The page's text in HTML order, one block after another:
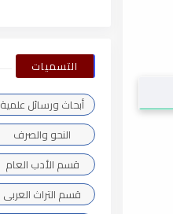
التسميات
أبحاث ورسائل علمية
النحو والصرف
قسم الأدب العام
قسم التراث العربى